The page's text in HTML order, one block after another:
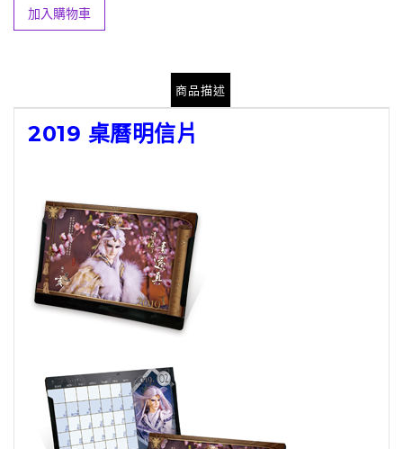
加入購物車
商品描述
2019 桌曆明信片